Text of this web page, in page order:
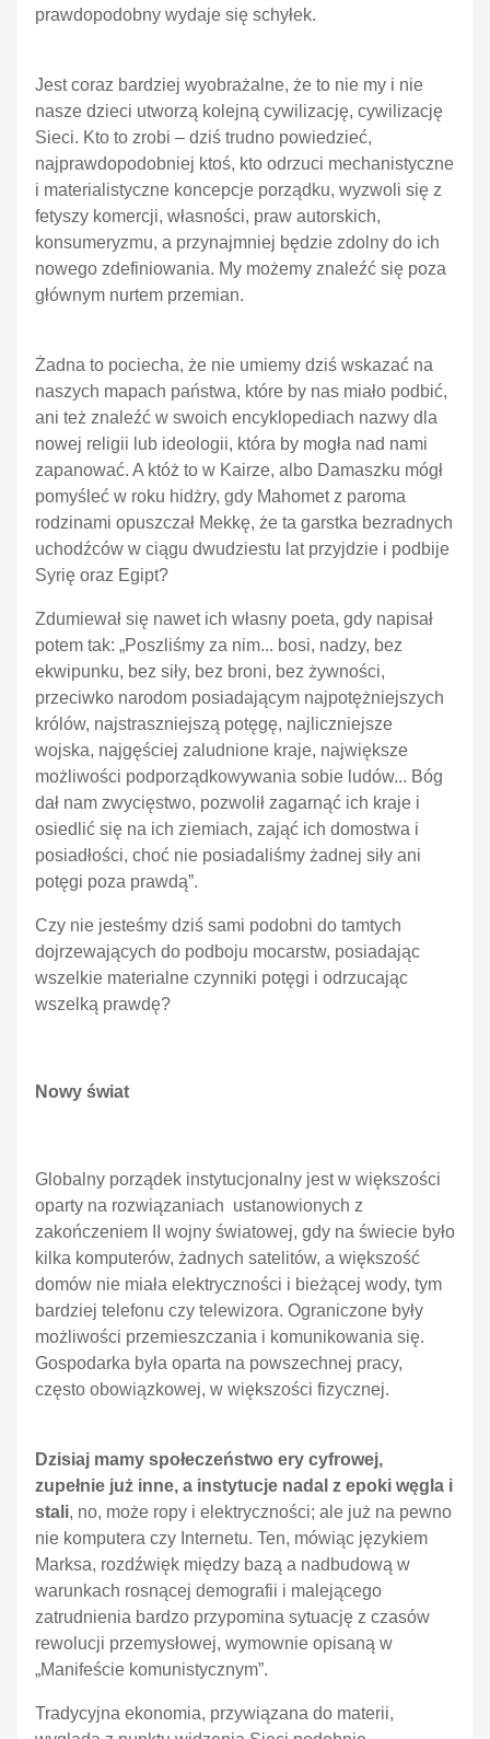
prawdopodobny wydaje się schyłek.
Jest coraz bardziej wyobrażalne, że to nie my i nie
nasze dzieci utworzą kolejną cywilizację, cywilizację
Sieci. Kto to zrobi – dziś trudno powiedzieć,
najprawdopodobniej ktoś, kto odrzuci mechanistyczne
i materialistyczne koncepcje porządku, wyzwoli się z
fetyszy komercji, własności, praw autorskich,
konsumeryzmu, a przynajmniej będzie zdolny do ich
nowego zdefiniowania. My możemy znaleźć się poza
głównym nurtem przemian.
Żadna to pociecha, że nie umiemy dziś wskazać na
naszych mapach państwa, które by nas miało podbić,
ani też znaleźć w swoich encyklopediach nazwy dla
nowej religii lub ideologii, która by mogła nad nami
zapanować. A któż to w Kairze, albo Damaszku mógł
pomyśleć w roku hidżry, gdy Mahomet z paroma
rodzinami opuszczał Mekkę, że ta garstka bezradnych
uchodźców w ciągu dwudziestu lat przyjdzie i podbije
Syrię oraz Egipt?
Zdumiewał się nawet ich własny poeta, gdy napisał
potem tak: „Poszliśmy za nim... bosi, nadzy, bez
ekwipunku, bez siły, bez broni, bez żywności,
przeciwko narodom posiadającym najpotężniejszych
królów, najstraszniejszą potęgę, najliczniejsze
wojska, najgęściej zaludnione kraje, największe
możliwości podporządkowywania sobie ludów... Bóg
dał nam zwycięstwo, pozwolił zagarnąć ich kraje i
osiedlić się na ich ziemiach, zająć ich domostwa i
posiadłości, choć nie posiadaliśmy żadnej siły ani
potęgi poza prawdą”.
Czy nie jesteśmy dziś sami podobni do tamtych
dojrzewających do podboju mocarstw, posiadając
wszelkie materialne czynniki potęgi i odrzucając
wszelką prawdę?
Nowy świat
Globalny porządek instytucjonalny jest w większości
oparty na rozwiązaniach ustanowionych z
zakończeniem II wojny światowej, gdy na świecie było
kilka komputerów, żadnych satelitów, a większość
domów nie miała elektryczności i bieżącej wody, tym
bardziej telefonu czy telewizora. Ograniczone były
możliwości przemieszczania i komunikowania się.
Gospodarka była oparta na powszechnej pracy,
często obowiązkowej, w większości fizycznej.
Dzisiaj mamy społeczeństwo ery cyfrowej,
zupełnie już inne, a instytucje nadal z epoki węgla i
stali, no, może ropy i elektryczności; ale już na pewno
nie komputera czy Internetu. Ten, mówiąc językiem
Marksa, rozdźwięk między bazą a nadbudową w
warunkach rosnącej demografii i malejącego
zatrudnienia bardzo przypomina sytuację z czasów
rewolucji przemysłowej, wymownie opisaną w
„Manifeście komunistycznym”.
Tradycyjna ekonomia, przywiązana do materii,